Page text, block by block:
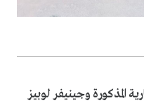
المذكورة وجينيفر لوبيز